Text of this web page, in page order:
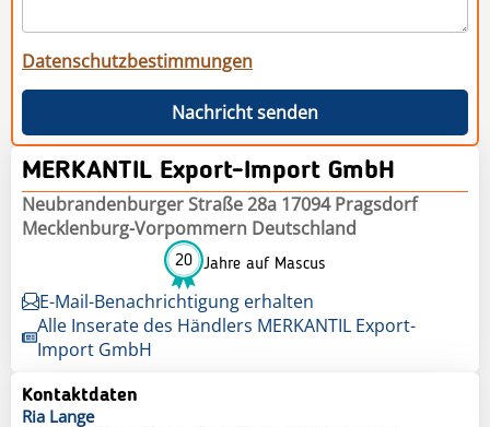
Datenschutzbestimmungen
Nachricht senden
MERKANTIL Export-Import GmbH
Neubrandenburger Straße 28a 17094 Pragsdorf
Mecklenburg-Vorpommern Deutschland
20 Jahre auf Mascus
E-Mail-Benachrichtigung erhalten
Alle Inserate des Händlers MERKANTIL Export-
Import GmbH
Kontaktdaten
Ria Lange